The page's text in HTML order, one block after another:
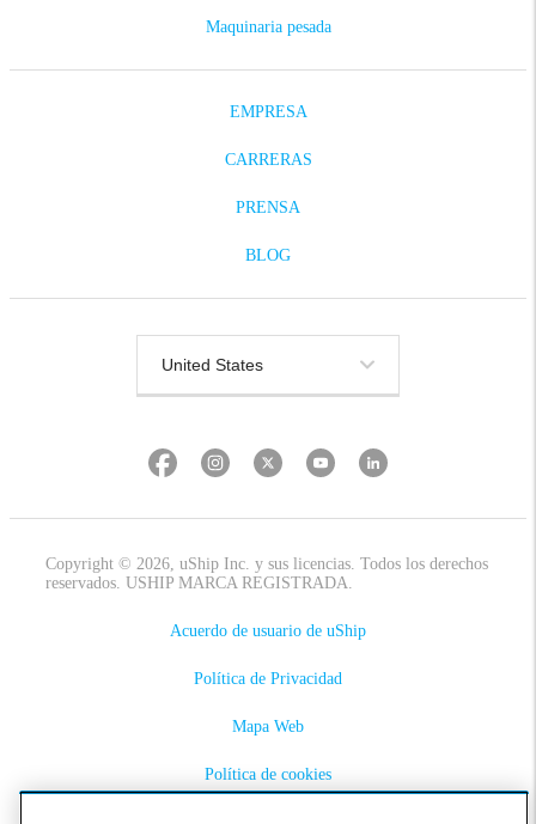
Maquinaria pesada
EMPRESA
CARRERAS
PRENSA
BLOG
Copyright © 2026, uShip Inc. y sus licencias. Todos los derechos
reservados. USHIP MARCA REGISTRADA.
Acuerdo de usuario de uShip
Política de Privacidad
Mapa Web
Política de cookies